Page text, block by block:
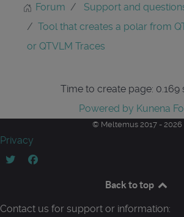
Forum Support and
Tool that creates a polar from
or QTVLM Traces
Time to create page: 0.169
Powered by Kunena
© Meltemus 2017 - 2026
Privacy
Back to top
Contact us for support or information: